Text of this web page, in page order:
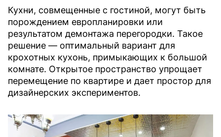
Кухни, совмещенные с гостиной, могут быть
порождением европланировки или
результатом демонтажа перегородки. Такое
решение — оптимальный вариант для
крохотных кухонь, примыкающих к большой
комнате. Открытое пространство упрощает
перемещение по квартире и дает простор для
дизайнерских экспериментов.